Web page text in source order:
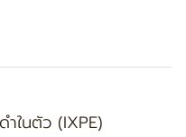
ในตัว (IXPE)